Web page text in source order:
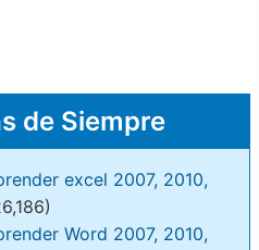
de Siempre
excel 2007, 2010,
Word 2007, 2010,